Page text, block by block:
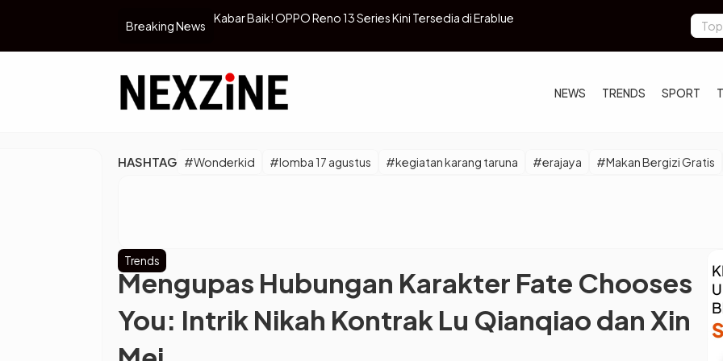
Breaking News
Punya Jiwa Bebas, Ini Pasangan yang Cocok untuk Aquarius Bulan Januari!
YouTuber
NEWS TRENDS SPORT
HASHTAG #Wonderkid #lomba 17 agustus #kegiatan karang taruna #erajaya #Makan Bergizi Gratis
Trends
Mengupas Hubungan Karakter Fate Chooses
You: Intrik Nikah Kontrak Lu Qianqiao dan Xin